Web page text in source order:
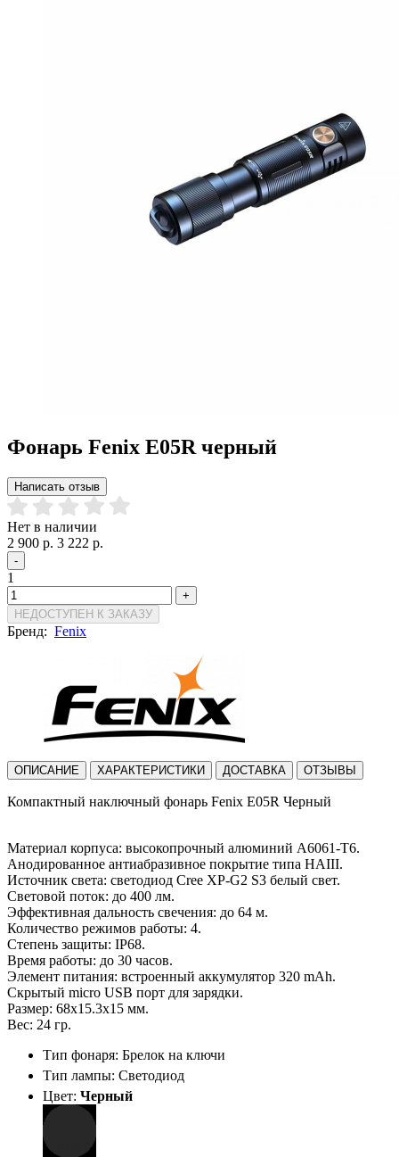
Фонарь Fenix E05R черный
Написать отзыв
Нет в наличии
2 900 р. 3 222 р.
-
1
+
НЕДОСТУПЕН К ЗАКАЗУ
Бренд: Fenix
ОПИСАНИЕ ХАРАКТЕРИСТИКИ ДОСТАВКА ОТЗЫВЫ
Компактный наключный фонарь Fenix E05R Черный
Материал корпуса: высокопрочный алюминий A6061-T6.
Анодированное антиабразивное покрытие типа HAIII.
Источник света: светодиод Cree XP-G2 S3 белый свет.
Световой поток: до 400 лм.
Эффективная дальность свечения: до 64 м.
Количество режимов работы: 4.
Степень защиты: IP68.
Время работы: до 30 часов.
Элемент питания: встроенный аккумулятор 320 mAh.
Скрытый micro USB порт для зарядки.
Размер: 68х15.3х15 мм.
Вес: 24 гр.
Тип фонаря: Брелок на ключи
Тип лампы: Светодиод
Цвет: Черный